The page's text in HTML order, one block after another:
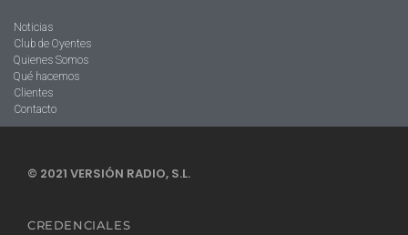
Noticias
Club de Oyentes
Quienes Somos
Qué hacemos
Clientes
Contacto
© 2021 VERSIÓN RADIO, S.L.
CREDENCIALES